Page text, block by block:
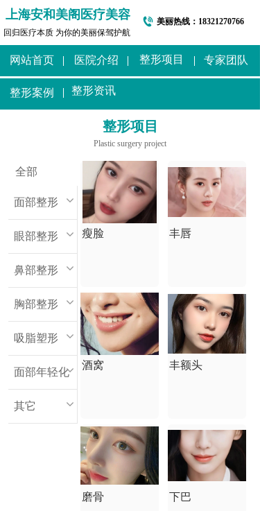
上海安和美阁医疗美容
回归医疗本质 为你的美丽保驾护航
美丽热线： 18321270766
网站首页 医院介绍 专家团队
整形项目
整形资讯
整形案例
整形项目
Plastic surgery project
全部
面部整形
眼部整形
鼻部整形
胸部整形
吸脂塑形
面部年轻化
其它
瘦脸 丰唇
酒窝 丰额头
磨骨 下巴